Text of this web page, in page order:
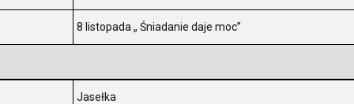
8 listopada „ Śniadanie daje moc”
Jasełka